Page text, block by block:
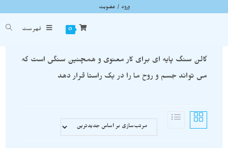
ورود / عضویت
0 فهرست گالن
گالن سنگ پایه ای برای کار معنوی و همچنین سنگی است که
می تواند جسم و روح ما را در یک راستا قرار دهد